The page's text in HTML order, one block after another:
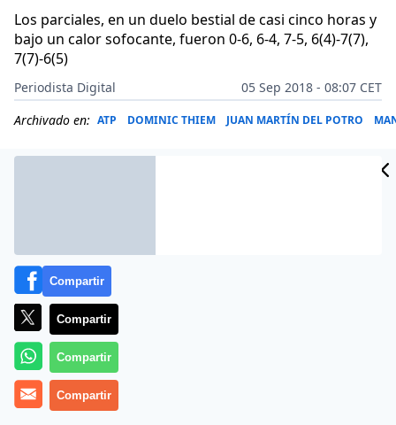
Los parciales, en un duelo bestial de casi cinco horas y
bajo un calor sofocante, fueron 0-6, 6-4, 7-5, 6(4)-7(7),
7(7)-6(5)
Periodista Digital
05 Sep 2018 - 08:07 CET
Archivado en: ATP DOMINIC THIEM JUAN MARTÍN DEL POTRO
Más información
Compartir
Compartir
Compartir
Compartir